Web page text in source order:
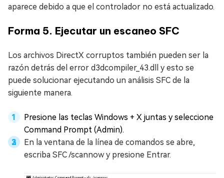
aparece debido a que el controlador no está actualizado.
Forma 5. Ejecutar un escaneo SFC
Los archivos DirectX corruptos también pueden ser la
razón detrás del error d3dcompiler_43.dll y esto se
puede solucionar ejecutando un análisis SFC de la
siguiente manera.
Presione las teclas Windows + X juntas y seleccione
Command Prompt (Admin).
En la ventana de la línea de comandos se abre,
escriba SFC /scannow y presione Entrar.